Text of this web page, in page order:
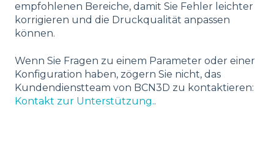
empfohlenen Bereiche, damit Sie Fehler leichter
korrigieren und die Druckqualität anpassen
können.
Wenn Sie Fragen zu einem Parameter oder einer
Konfiguration haben, zögern Sie nicht, das
Kundendienstteam von BCN3D zu kontaktieren:
Kontakt zur Unterstützung..